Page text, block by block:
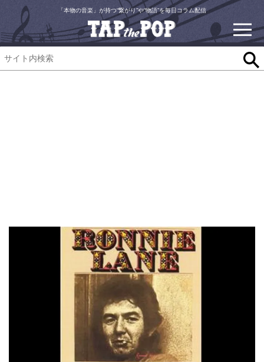
「本物の音楽」が持つ“繋がり”や“物語”を毎日コラム配信